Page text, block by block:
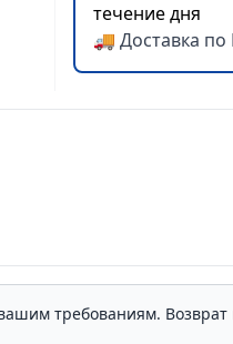
течение дня
🚚 Доставка по
требованиям.